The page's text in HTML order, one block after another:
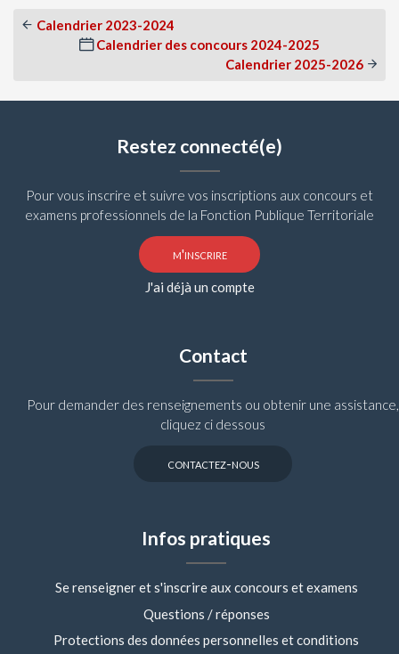
Calendrier 2023-2024
Calendrier des concours 2024-2025
Calendrier 2025-2026
Restez connecté(e)
Pour vous inscrire et suivre vos inscriptions aux concours et
examens professionnels de la Fonction Publique Territoriale
m'inscrire
J'ai déjà un compte
Contact
Pour demander des renseignements ou obtenir une assistance,
cliquez ci dessous
contactez-nous
Infos pratiques
Se renseigner et s'inscrire aux concours et examens
Questions / réponses
Protections des données personnelles et conditions